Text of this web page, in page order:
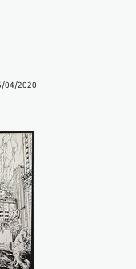
04/2020